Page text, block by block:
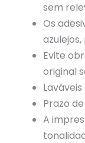
sem
Os
Evite
original
Prazo
A